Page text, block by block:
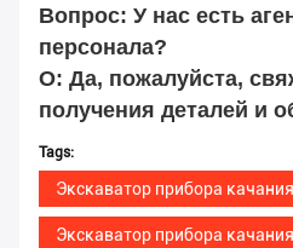
Вопрос: У нас есть
персонала?
О: Да, пожалуйста,
получения деталей и
Tags:
Экскаватор прибора
Экскаватор прибора